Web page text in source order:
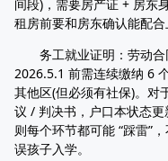
间段)，需要房产证 + 房东
租房前要和房东确认能配合
务工就业证明：劳动合
2026.5.1 前需连续缴纳 6
其他区(但必须有社保)。对
议 / 判决书，户口本状态
则每个环节都可能 “踩雷”
误孩子入学。